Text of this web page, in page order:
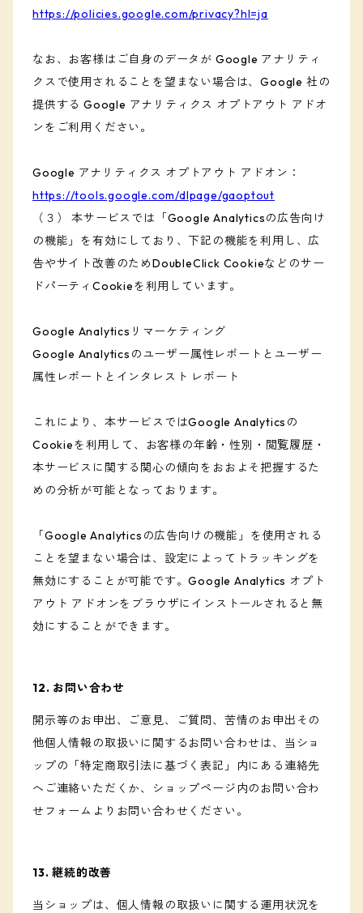
https://policies.google.com/privacy?hl=ja
なお、お客様はご自身のデータが Google アナリティ
クスで使用されることを望まない場合は、Google 社の
提供する Google アナリティクス オプトアウト アドオ
ンをご利用ください。
Google アナリティクス オプトアウト アドオン：
https://tools.google.com/dlpage/gaoptout
（３） 本サービスでは「Google Analyticsの広告向け
の機能」を有効にしており、下記の機能を利用し、広
告やサイト改善のためDoubleClick Cookieなどのサー
ドパーティCookieを利用しています。
Google Analyticsリマーケティング
Google Analyticsのユーザー属性レポートとユーザー
属性レポートとインタレスト レポート
これにより、本サービスではGoogle Analyticsの
Cookieを利用して、お客様の年齢・性別・閲覧履歴・
本サービスに関する関心の傾向をおおよそ把握するた
めの分析が可能となっております。
「Google Analyticsの広告向けの機能」を使用される
ことを望まない場合は、設定によってトラッキングを
無効にすることが可能です。Google Analytics オプト
アウト アドオンをブラウザにインストールされると無
効にすることができます。
12. お問い合わせ
開示等のお申出、ご意見、ご質問、苦情のお申出その
他個人情報の取扱いに関するお問い合わせは、当ショ
ップの「特定商取引法に基づく表記」内にある連絡先
へご連絡いただくか、ショップページ内のお問い合わ
せフォームよりお問い合わせください。
13. 継続的改善
当ショップは、個人情報の取扱いに関する運用状況を